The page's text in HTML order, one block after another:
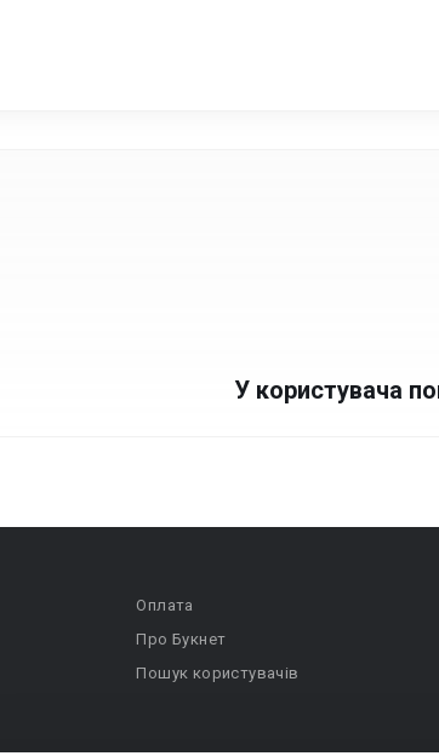
У користувача
Оплата
Про Букнет
Пошук користувачів